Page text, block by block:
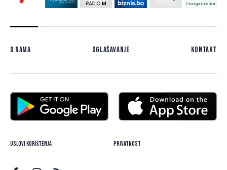
O nama Oglašavanje Kontakt
Uslovi korištenja Privatnost